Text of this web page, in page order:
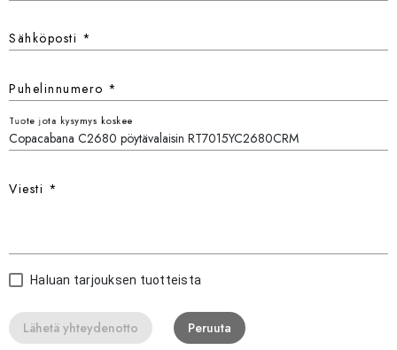
Sähköposti *
Puhelinnumero *
Tuote jota kysymys koskee
Viesti *
Haluan tarjouksen tuotteista
Lähetä yhteydenotto Peruuta